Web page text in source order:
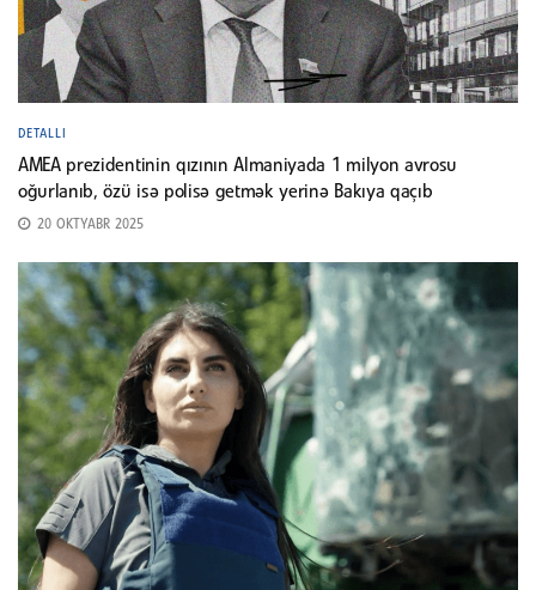
DETALLI
AMEA prezidentinin qızının Almaniyada 1 milyon avrosu
oğurlanıb, özü isə polisə getmək yerinə Bakıya qaçıb
20 OKTYABR 2025